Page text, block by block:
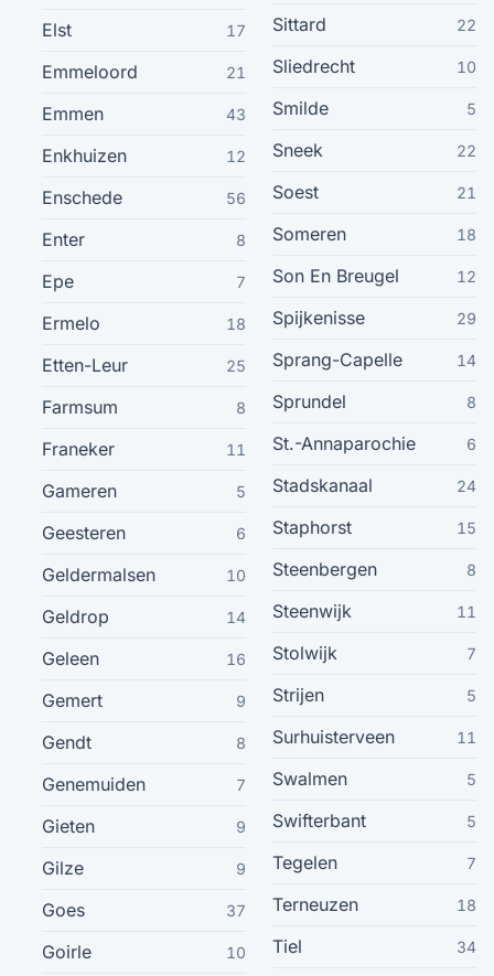
Gorinchem
Hillegom
Ermelo
Houten
Naarden
Oud-Beijerland
Dongen
Someren
Zwijndrecht
Elst
Krimpen Aan Den Ijssel
Elst 17
Emmeloord 21
Emmen 43
Enkhuizen 12
Enschede 56
Enter 8
Epe 7
Ermelo 18
Etten-Leur 25
Farmsum 8
Franeker 11
Gameren 5
Geesteren 6
Geldermalsen 10
Geldrop 14
Geleen 16
Gemert 9
Gendt 8
Genemuiden 7
Gieten 9
Gilze 9
Goes 37
Goirle 10
Sittard 22
Sliedrecht 10
Smilde 5
Sneek 22
Soest 21
Someren 18
Son En Breugel 12
Spijkenisse 29
Sprang-Capelle 14
Sprundel 8
St.-Annaparochie 6
Stadskanaal 24
Staphorst 15
Steenbergen 8
Steenwijk 11
Stolwijk 7
Strijen 5
Surhuisterveen 11
Swalmen 5
Swifterbant 5
Tegelen 7
Terneuzen 18
Tiel 34